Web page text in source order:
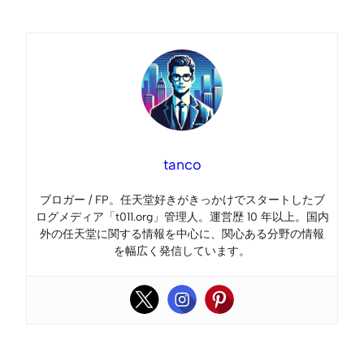
tanco
ブロガー / FP。任天堂好きがきっかけでスタートしたブ
ログメディア「t011.org」管理人。運営歴 10 年以上。国内
外の任天堂に関する情報を中心に、関心ある分野の情報
を幅広く発信しています。